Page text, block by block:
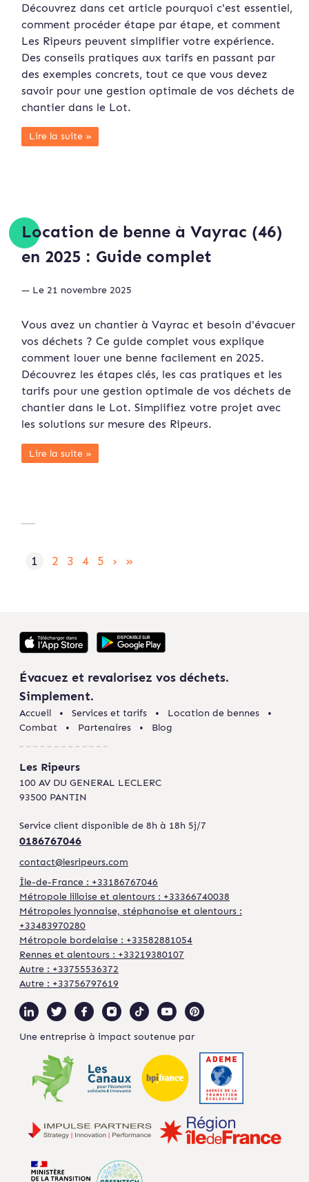
Découvrez dans cet article pourquoi c'est essentiel,
comment procéder étape par étape, et comment
Les Ripeurs peuvent simplifier votre expérience.
Des conseils pratiques aux tarifs en passant par
des exemples concrets, tout ce que vous devez
savoir pour une gestion optimale de vos déchets de
chantier dans le Lot.
Lire la suite »
Location de benne à Vayrac (46)
en 2025 : Guide complet
— Le 21 novembre 2025
Vous avez un chantier à Vayrac et besoin d'évacuer
vos déchets ? Ce guide complet vous explique
comment louer une benne facilement en 2025.
Découvrez les étapes clés, les cas pratiques et les
tarifs pour une gestion optimale de vos déchets de
chantier dans le Lot. Simplifiez votre projet avec
les solutions sur mesure des Ripeurs.
Lire la suite »
1 2 3 4 5 › »
Évacuez et revalorisez vos déchets.
Simplement.
Accueil Services et tarifs
Location de bennes
Combat
Partenaires Blog
Les Ripeurs
100 AV DU GENERAL LECLERC
93500 PANTIN
Service client disponible de 8h à 18h 5j/7
0186767046
contact@lesripeurs.com
Île-de-France : +33186767046
Métropole lilloise et alentours : +33366740038
Métropoles lyonnaise, stéphanoise et alentours :
+33483970280
Métropole bordelaise : +33582881054
Rennes et alentours : +33219380107
Autre : +33755536372
Autre : +33756797619
Une entreprise à impact soutenue par